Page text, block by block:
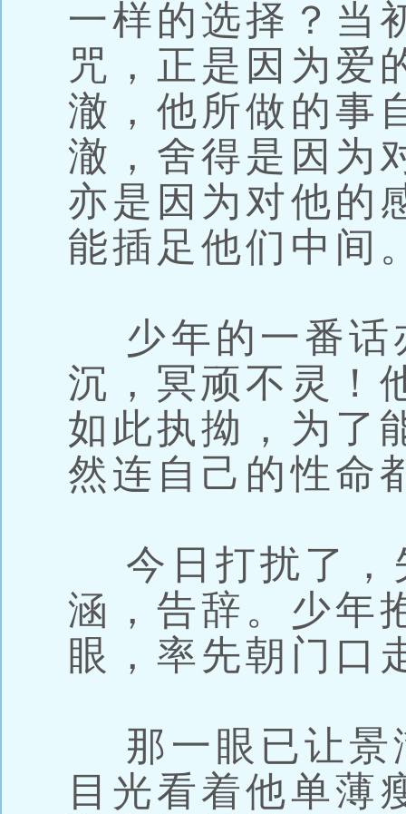
一样的选择？当
咒，正是因为爱
澈，他所做的事
澈，舍得是因为
亦是因为对他的
能插足他们中间
少年的一番话
沉，冥顽不灵！
如此执拗，为了
然连自己的性命
今日打扰了，
涵，告辞。少年
眼，率先朝门口
那一眼已让景
目光看着他单薄